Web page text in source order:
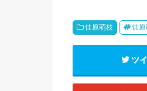
佳原萌枝 佳
ツ